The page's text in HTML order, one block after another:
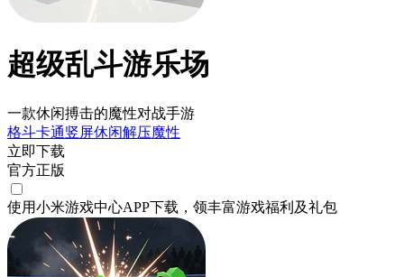
超级乱斗游乐场
一款休闲搏击的魔性对战手游
格斗卡通竖屏休闲解压魔性
立即下载
官方正版
使用小米游戏中心APP下载 ，领丰富游戏福利 及礼包